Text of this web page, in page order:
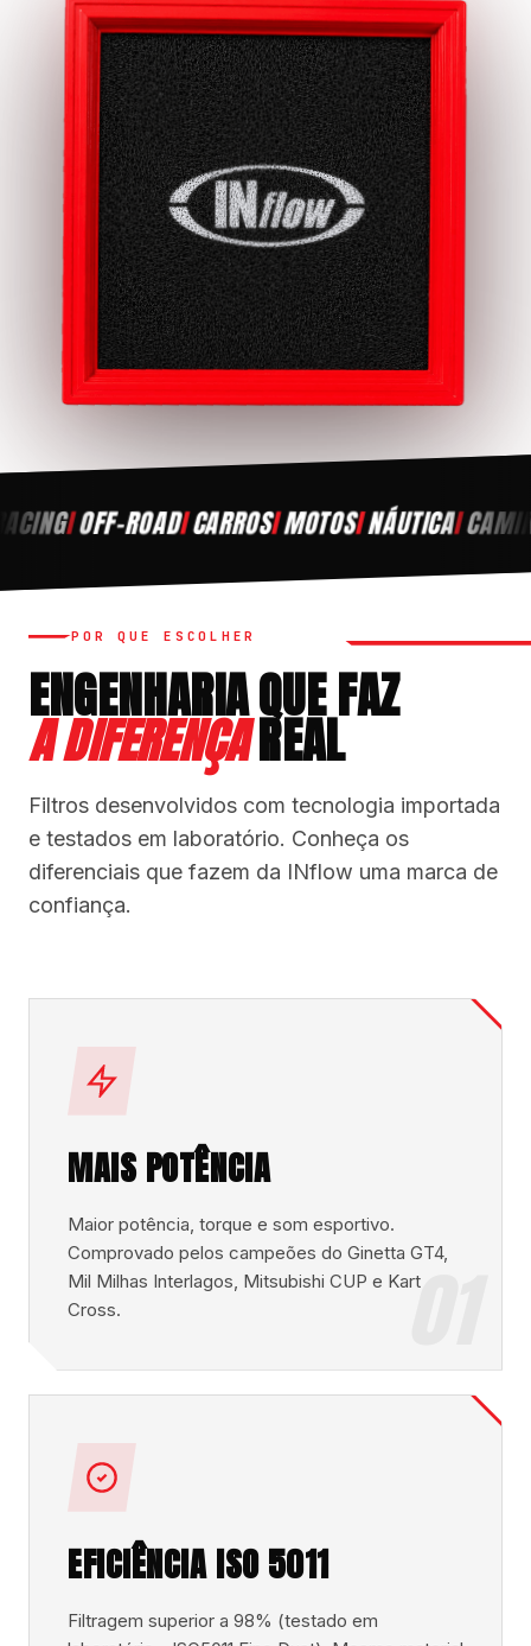
/OFF-ROAD/CARROS/MOTOS/NÁUTICA/
POR QUE ESCOLHER
ENGENHARIA QUE FAZ
A DIFERENÇAREAL
Filtros desenvolvidos com tecnologia importada
e testados em laboratório. Conheça os
diferenciais que fazem da INflow uma marca de
confiança.
01
MAIS POTÊNCIA
Maior potência, torque e som esportivo.
Comprovado pelos campeões do Ginetta GT4,
Mil Milhas Interlagos, Mitsubishi CUP e Kart
Cross.
EFICIÊNCIA ISO 5011
Filtragem superior a 98% (testado em